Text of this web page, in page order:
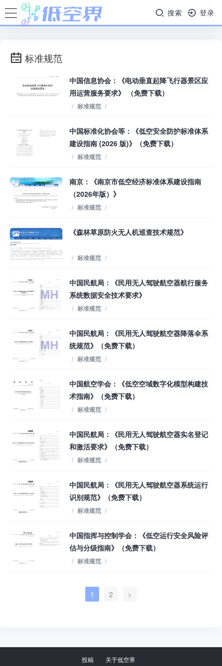
搜索 登录
标准规范
中国信息协会：《电动垂直起降飞行器景区应
用运营服务要求》 （免费下载）
/ 标准规范 /
中国标准化协会等：《低空安全防护标准体系
建设指南 (2026 版)》（免费下载）
/ 标准规范 /
南京：《南京市低空经济标准体系建设指南
（2026年版）》
/ 标准规范 /
《森林草原防火无人机巡查技术规范》
/ 标准规范 /
中国民航局：《民用无人驾驶航空器航行服务
系统数据安全技术要求》
/ 标准规范 /
中国民航局：《民用无人驾驶航空器降落伞系
统规范》（免费下载）
/ 标准规范 /
中国航空学会：《低空空域数字化模型构建技
术指南》（免费下载）
/ 标准规范 /
中国民航局：《民用无人驾驶航空器实名登记
和激活要求》（免费下载）
/ 标准规范 /
中国民航局：《民用无人驾驶航空器系统运行
识别规范》（免费下载）
/ 标准规范 /
中国指挥与控制学会：《低空运行安全风险评
估与分级指南》（免费下载）
/ 标准规范 /
1 2 >
投稿 关于低空界